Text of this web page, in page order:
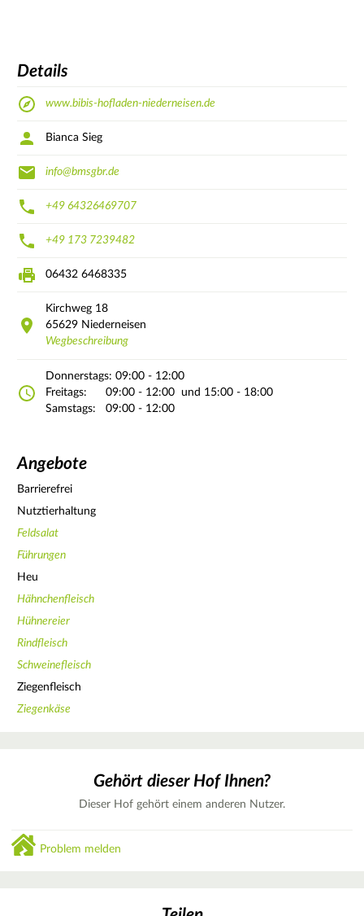
Details
www.bibis-hofladen-niederneisen.de
Bianca Sieg
info@bmsgbr.de
+49 64326469707
+49 173 7239482
06432 6468335
Kirchweg 18
65629 Niederneisen
Wegbeschreibung
Donnerstags: 09:00 - 12:00
Freitags:
09:00 - 12:00
und 15:00 - 18:00
Samstags:
09:00 - 12:00
Angebote
Barrierefrei
Nutztierhaltung
Feldsalat
Führungen
Heu
Hähnchenfleisch
Hühnereier
Rindfleisch
Schweinefleisch
Ziegenfleisch
Ziegenkäse
Gehört dieser Hof Ihnen?
Dieser Hof gehört einem anderen Nutzer.
Problem melden